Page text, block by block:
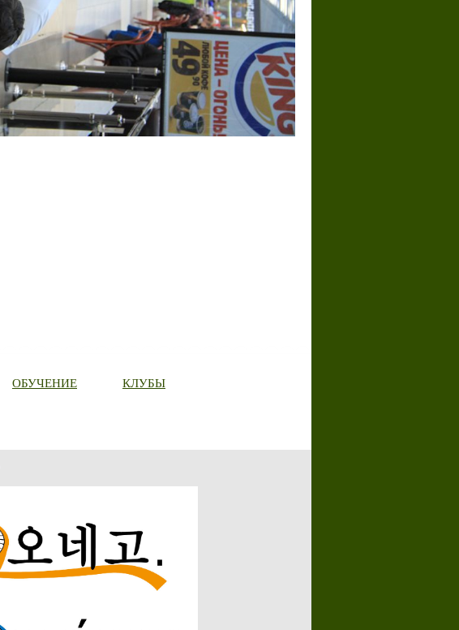
ОБУЧЕНИЕ КЛУБЫ